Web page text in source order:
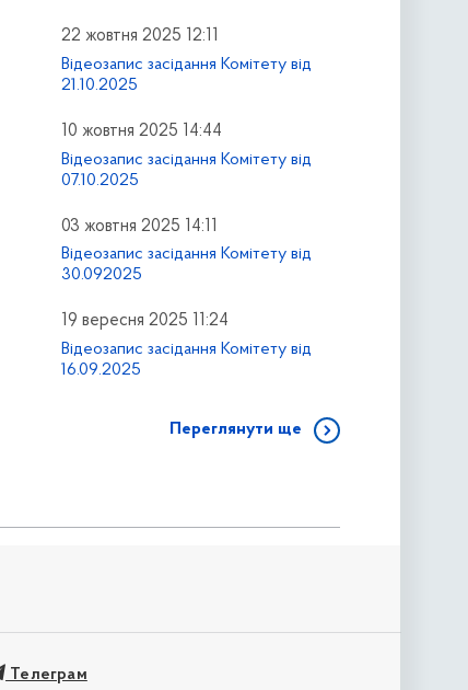
22 жовтня 2025 12:11
Відеозапис засідання Комітету від
21.10.2025
10 жовтня 2025 14:44
Відеозапис засідання Комітету від
07.10.2025
03 жовтня 2025 14:11
Відеозапис засідання Комітету від
30.092025
19 вересня 2025 11:24
Відеозапис засідання Комітету від
16.09.2025
Переглянути ще
Телеграм